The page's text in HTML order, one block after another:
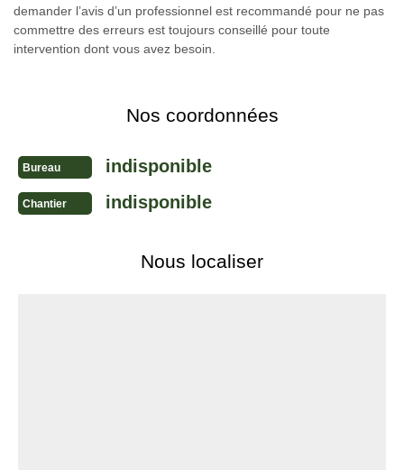
demander l’avis d’un professionnel est recommandé pour ne pas
commettre des erreurs est toujours conseillé pour toute
intervention dont vous avez besoin.
Nos coordonnées
Bureau indisponible
Chantier indisponible
Nous localiser